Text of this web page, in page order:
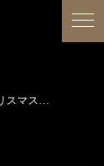
deco+（デコプラス）はプリザーブドフラワーから造花、クリスマス装飾、イルミネーションに至るまで扱う広島のディスプレイ専門ショップです。